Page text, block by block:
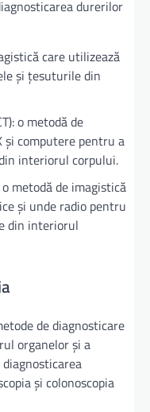
durerilor
care utilizează
și țesuturile din
o metodă de
și computere pentru a
interiorul corpului.
metodă de imagistică
și unde radio pentru
din interiorul
de diagnosticare
organelor și a
și colonoscopia